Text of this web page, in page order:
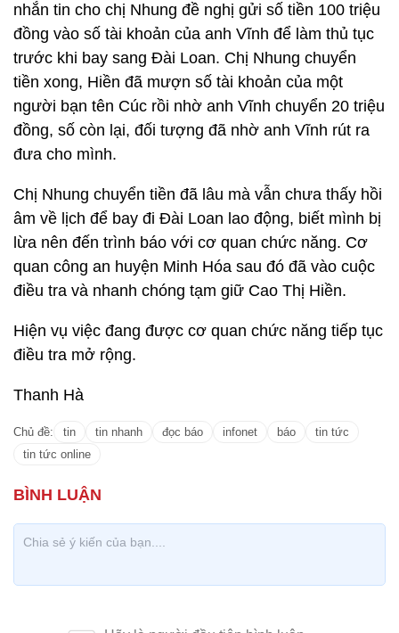
nhắn tin cho chị Nhung đề nghị gửi số tiền 100 triệu
đồng vào số tài khoản của anh Vĩnh để làm thủ tục
trước khi bay sang Đài Loan. Chị Nhung chuyển
tiền xong, Hiền đã mượn số tài khoản của một
người bạn tên Cúc rồi nhờ anh Vĩnh chuyển 20 triệu
đồng, số còn lại, đối tượng đã nhờ anh Vĩnh rút ra
đưa cho mình.
Chị Nhung chuyển tiền đã lâu mà vẫn chưa thấy hồi
âm về lịch để bay đi Đài Loan lao động, biết mình bị
lừa nên đến trình báo với cơ quan chức năng. Cơ
quan công an huyện Minh Hóa sau đó đã vào cuộc
điều tra và nhanh chóng tạm giữ Cao Thị Hiền.
Hiện vụ việc đang được cơ quan chức năng tiếp tục
điều tra mở rộng.
Thanh Hà
Chủ đề: tin tin nhanh đọc báo infonet báo
tin tức
tin tức online